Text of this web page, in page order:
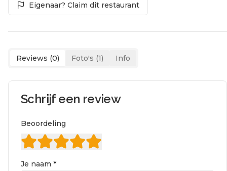
Eigenaar? Claim dit restaurant
Reviews (0) Foto's (1) Info
Schrijf een review
Beoordeling
Je naam *